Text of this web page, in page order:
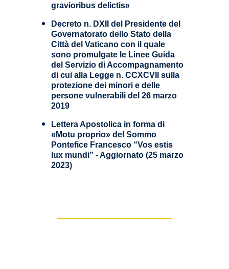
gravioribus delictis»
Decreto n. DXII del Presidente del
Governatorato dello Stato della
Città del Vaticano con il quale
sono promulgate le Linee Guida
del Servizio di Accompagnamento
di cui alla Legge n. CCXCVII sulla
protezione dei minori e delle
persone vulnerabili del 26 marzo
2019
Lettera Apostolica in forma di
«Motu proprio» del Sommo
Pontefice Francesco “Vos estis
lux mundi” - Aggiornato (25 marzo
2023)